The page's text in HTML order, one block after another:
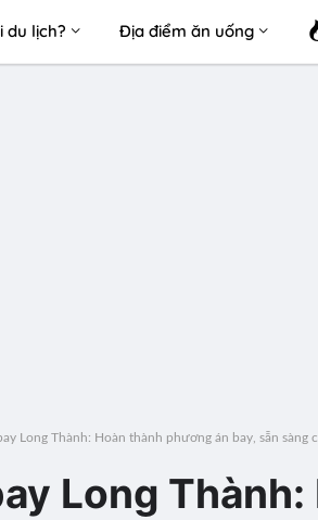
du lịch? Địa điểm ăn uống
Long Thành: Hoàn thành phương án bay, sẵn sàng
Long